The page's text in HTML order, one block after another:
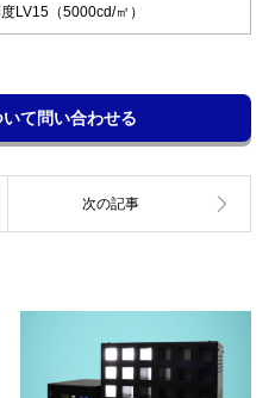
LV15（5000cd/㎡）
て問い合わせる